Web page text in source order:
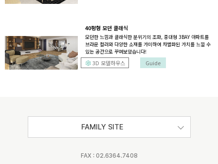
40평형 모던 클래식
모던한 느낌과 클래식한 분위기의 조화, 중대형 3BAY 아파트를
브라운 컬러와 다양한 소재를 가미하여 차별화된 가치를 느낄 수
있는 공간으로 꾸며보았습니다!
3D 모델하우스 Guide
FAMILY SITE
FAX : 02.6364.7408